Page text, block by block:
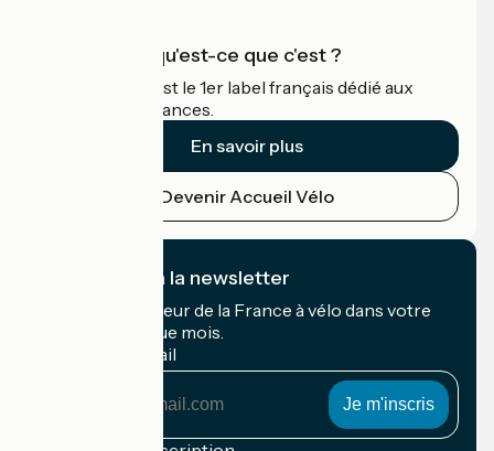
Accueil Vélo qu'est-ce que c'est ?
Accueil Vélo c'est le 1er label français dédié aux
cyclistes en vacances.
En savoir plus
Devenir Accueil Vélo
Je m'abonne à la newsletter
Recevez le meilleur de la France à vélo dans votre
boîte mail chaque mois.
Mon adresse mail